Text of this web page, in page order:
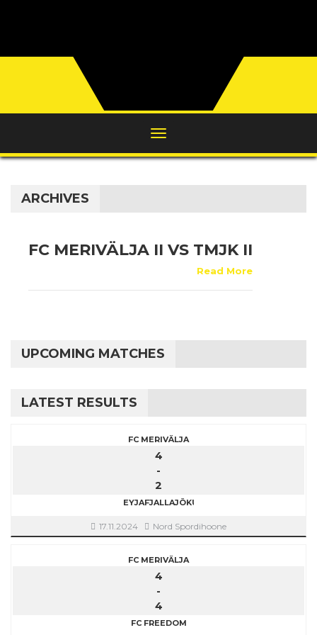
ARCHIVES
FC MERIVÄLJA II VS TMJK II
Read More
UPCOMING MATCHES
LATEST RESULTS
FC MERIVÄLJA
4
-
2
EYJAFJALLAJÖKULL
17.11.2024 Nord Spordihoone
FC MERIVÄLJA
4
-
4
FC FREEDOM